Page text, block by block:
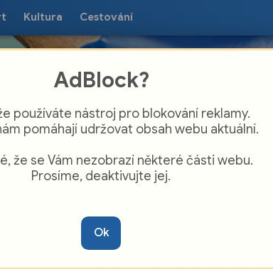
Kultura Cestování
Hradišti se po
otevře. Provoz bude zatím
AdBlock?
používáte nástroj pro blokování reklamy.
pomáhají udržovat obsah webu aktuální.
že se Vám nezobrazí některé části webu.
Prosíme, deaktivujte jej.
Ok